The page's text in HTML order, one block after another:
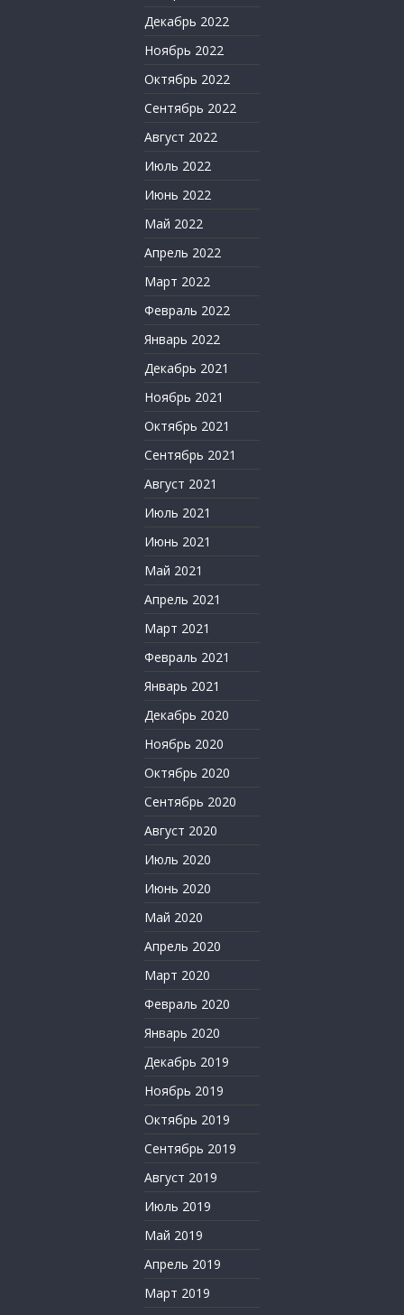
Декабрь 2022
Ноябрь 2022
Октябрь 2022
Сентябрь 2022
Август 2022
Июль 2022
Июнь 2022
Май 2022
Апрель 2022
Март 2022
Февраль 2022
Январь 2022
Декабрь 2021
Ноябрь 2021
Октябрь 2021
Сентябрь 2021
Август 2021
Июль 2021
Июнь 2021
Май 2021
Апрель 2021
Март 2021
Февраль 2021
Январь 2021
Декабрь 2020
Ноябрь 2020
Октябрь 2020
Сентябрь 2020
Август 2020
Июль 2020
Июнь 2020
Май 2020
Апрель 2020
Март 2020
Февраль 2020
Январь 2020
Декабрь 2019
Ноябрь 2019
Октябрь 2019
Сентябрь 2019
Август 2019
Июль 2019
Май 2019
Апрель 2019
Март 2019